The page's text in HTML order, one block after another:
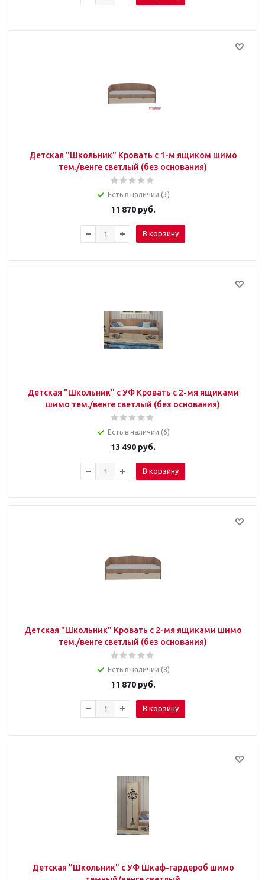
Детская "Школьник" Кровать с 1-м ящиком шимо
тем./венге светлый (без основания)
Есть в наличии (3)
11 870руб.
В корзину
Детская "Школьник" с УФ Кровать с 2-мя ящиками
шимо тем./венге светлый (без основания)
Есть в наличии (6)
13 490руб.
В корзину
Детская "Школьник" Кровать с 2-мя ящиками шимо
тем./венге светлый (без основания)
Есть в наличии (8)
11 870руб.
В корзину
Детская "Школьник" с УФ Шкаф-гардероб шимо